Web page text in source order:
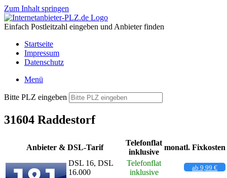
Zum Inhalt springen
Einfach Postleitzahl eingeben und Anbieter finden
Startseite
Impressum
Datenschutz
Menü
Bitte PLZ eingeben
31604 Raddestorf
Anbieter & DSL-Tarif
Telefonflat
inklusive
monatl. Fixkosten
DSL 16, DSL
16.000
Telefonflat
inklusive
ab 9,99 €